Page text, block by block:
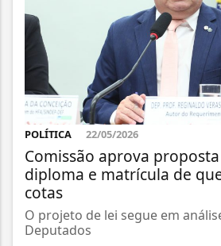
POLÍTICA 22/05/2026
Comissão aprova
diploma e matrícula de
cotas
O projeto de lei segue em
Deputados